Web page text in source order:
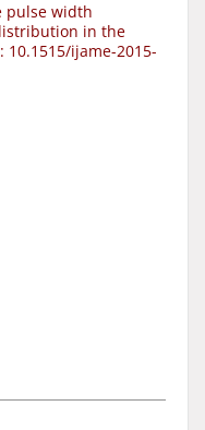
pulse width
in the
10.1515/ijame-2015-